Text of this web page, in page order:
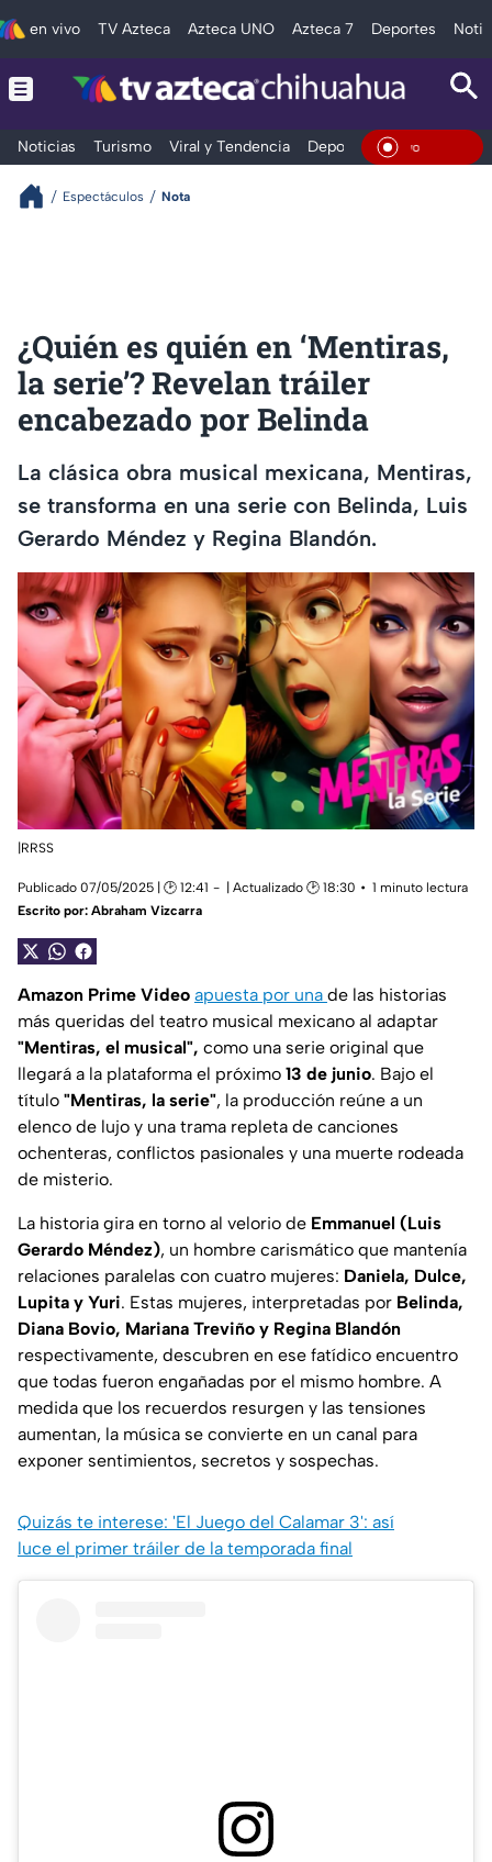
en vivo TV Azteca Azteca UNO Azteca 7 Deportes
Noticias Turismo Viral y Tendencia Deportes Espectáculos
En Vivo
Espectáculos Nota
¿Quién es quién en ‘Mentiras,
la serie’? Revelan tráiler
encabezado por Belinda
La clásica obra musical mexicana, Mentiras,
se transforma en una serie con Belinda, Luis
Gerardo Méndez y Regina Blandón.
|RRSS
Publicado 07/05/2025 | 🕑 12:41 | Actualizado 🕑 18:30
1 minuto lectura
Escrito por: Abraham Vizcarra
Amazon Prime Video apuesta por una de las historias
más queridas del teatro musical mexicano al adaptar
"Mentiras, el musical", como una serie original que
llegará a la plataforma el próximo 13 de junio. Bajo el
título "Mentiras, la serie", la producción reúne a un
elenco de lujo y una trama repleta de canciones
ochenteras, conflictos pasionales y una muerte rodeada
de misterio.
La historia gira en torno al velorio de Emmanuel (Luis
Gerardo Méndez), un hombre carismático que mantenía
relaciones paralelas con cuatro mujeres: Daniela, Dulce,
Lupita y Yuri. Estas mujeres, interpretadas por Belinda,
Diana Bovio, Mariana Treviño y Regina Blandón
respectivamente, descubren en ese fatídico encuentro
que todas fueron engañadas por el mismo hombre. A
medida que los recuerdos resurgen y las tensiones
aumentan, la música se convierte en un canal para
exponer sentimientos, secretos y sospechas.
Quizás te interese: 'El Juego del Calamar 3': así
luce el primer tráiler de la temporada final